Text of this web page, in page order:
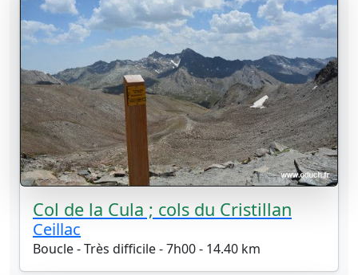
Col de la Cula ; cols du Cristillan
Ceillac
Boucle - Très difficile - 7h00 - 14.40 km